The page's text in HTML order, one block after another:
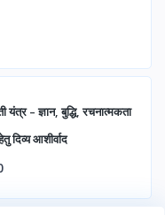
यंत्र – ज्ञान, बुद्धि, रचनात्मकता
दिव्य आशीर्वाद